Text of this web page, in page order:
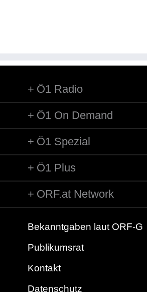
dass uns jemand anzeigt, aber ich habe
uns hören? Ich drehe ja eh ganz leise.
Ö1 Radio
Ö1 On Demand
Ö1 Spezial
Ö1 Plus
ORF.at Network
Bekanntgaben laut ORF-G
Publikumsrat
Kontakt
Datenschutz